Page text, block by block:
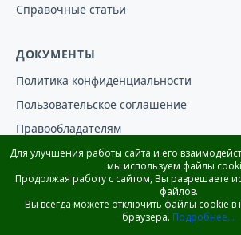
Справочные статьи
ДОКУМЕНТЫ
Политика конфиденциальности
Пользовательское соглашение
Правообладателям
Отказ от ответственности
Сайт носит информационный характер: мы
каналы и не продаём подписки.
на их официальных сайтах.
Для улучшения работы сайта и его
мы используем файлы
Продолжая работу с сайтом, Вы разрешаете
файлов.
Вы всегда можете отключить файлы cookie в
браузера. Подробнее...